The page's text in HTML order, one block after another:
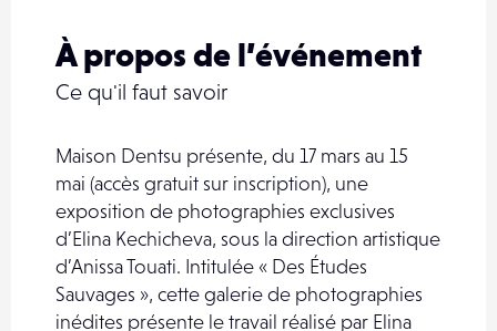
À propos de l’événement
Ce qu'il faut savoir
Maison Dentsu présente, du 17 mars au 15
mai (accès gratuit sur inscription), une
exposition de photographies exclusives
d’Elina Kechicheva, sous la direction artistique
d’Anissa Touati. Intitulée « Des Études
Sauvages », cette galerie de photographies
inédites présente le travail réalisé par Elina